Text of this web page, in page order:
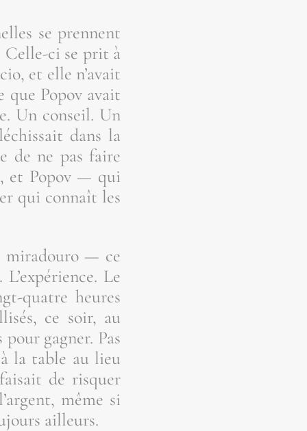
se prennent
Celle-ci se prit à
et elle n’a­vait
que Popov avait
Un conseil. Un
dans la
de ne pas faire
et Popov — qui
qui connaît les
mira­dou­ro — ce
Le
quatre heures
ce soir, au
gagner. Pas
la table au lieu
de ris­quer
même si
ailleurs.